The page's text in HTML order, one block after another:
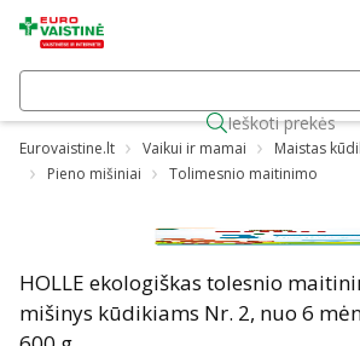
Ieškoti prekės
Eurovaistine.lt Vaikui ir mamai
Maistas
Pieno mišiniai
Tolimesnio maitinimo
HOLLE ekologiškas tolesnio
mišinys kūdikiams Nr. 2, nuo 6